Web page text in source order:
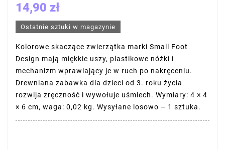
14,90 zł
Ostatnie sztuki w magazynie
Kolorowe skaczące zwierzątka marki Small Foot
Design mają miękkie uszy, plastikowe nóżki i
mechanizm wprawiający je w ruch po nakręceniu.
Drewniana zabawka dla dzieci od 3. roku życia
rozwija zręczność i wywołuje uśmiech. Wymiary: 4 × 4
× 6 cm, waga: 0,02 kg. Wysyłane losowo – 1 sztuka.